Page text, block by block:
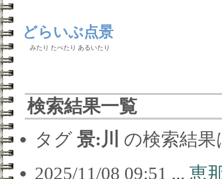
どらいぶ点景
みたり たべたり あるいたり
検索結果一覧
タグ 景:川 の検索結
2025/11/08 09:51 ... 恵